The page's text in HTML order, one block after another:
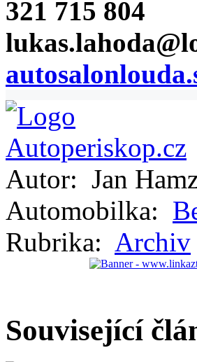
321 715 804
Autor: Jan
Automobilka:
Rubrika: Archiv
Související